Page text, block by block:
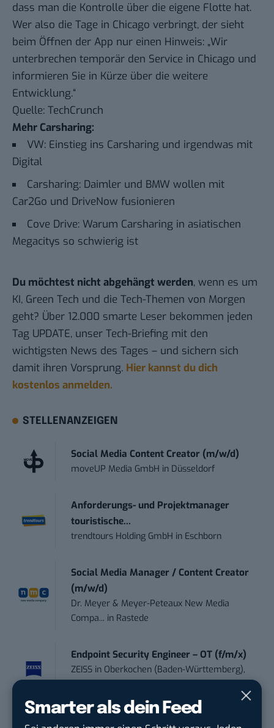
Smarter als dein Feed
dass man die Kontrolle über die eigene Flotte hat.
Wer also die Tage in Chicago verbringt, der sieht
beim Öffnen der App nur einen Hinweis: „Wir
unterbrechen temporär den Service in Chicago und
informieren Sie in Kürze über die weitere
Entwicklung.“
Quelle: TechCrunch
Mehr Carsharing:
VW: Einstieg ins Carsharing und irgendwas mit
Digital
Carsharing: Daimler und BMW wollen mit
Car2Go und DriveNow fusionieren
Cove Drive: Warum Carsharing in asiatischen
Megacitys so schwierig ist
Du möchtest nicht abgehängt werden, wenn es um
KI, Green Tech und die Tech-Themen von Morgen
geht? Über 12.000 smarte Leser bekommen jeden
Tag UPDATE, unser Tech-Briefing mit den
wichtigsten News des Tages – und sichern sich
damit ihren Vorsprung. Hier kannst du dich
kostenlos anmelden.
STELLENANZEIGEN
Social Media Content Creator (m/w/d)
moveUP Media GmbH in Düsseldorf
Anforderungs- und Projektmanager
touristische...
trendtours Holding GmbH in Eschborn
Social Media Manager / Content Creator
(m/w/d)
Dr. Meyer & Meyer-Peteaux New Media
Compa... in Rastede
Endpoint Security Engineer – OT (f/m/x)
ZEISS in Oberkochen (Baden-Württemberg),